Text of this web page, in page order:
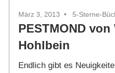
März 3, 2013 5-Sterne-
PESTMOND
Hohlbein
Endlich gibt es